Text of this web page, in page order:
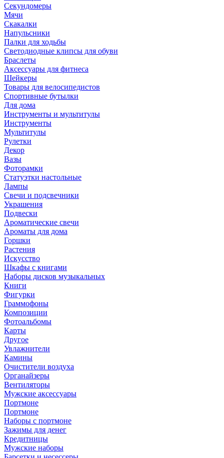
Секундомеры
Мячи
Скакалки
Напульсники
Палки для ходьбы
Светодиодные клипсы для обуви
Браслеты
Аксессуары для фитнеса
Шейкеры
Товары для велосипедистов
Спортивные бутылки
Для дома
Инструменты и мультитулы
Инструменты
Мультитулы
Рулетки
Декор
Вазы
Фоторамки
Статуэтки настольные
Лампы
Свечи и подсвечники
Украшения
Подвески
Ароматические свечи
Ароматы для дома
Горшки
Растения
Искусство
Шкафы с книгами
Наборы дисков музыкальных
Книги
Фигурки
Граммофоны
Композиции
Фотоальбомы
Карты
Другое
Увлажнители
Камины
Очистители воздуха
Органайзеры
Вентиляторы
Мужские аксессуары
Портмоне
Портмоне
Наборы с портмоне
Зажимы для денег
Кредитницы
Мужские наборы